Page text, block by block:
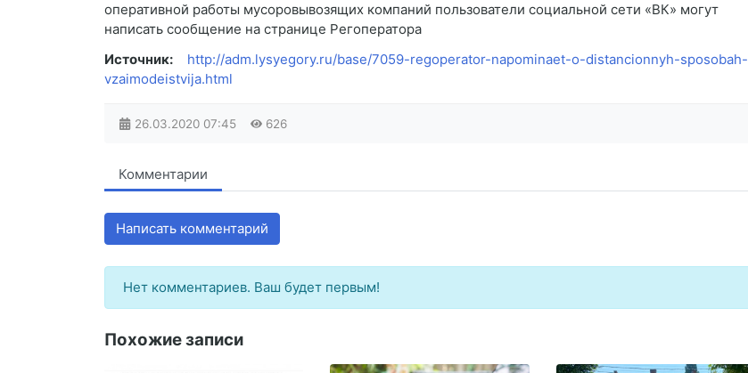
оперативной работы мусоровывозящих компаний пользователи социальной сети «ВК» могут
написать сообщение на странице Регоператора
Источник:
http://adm.lysyegory.ru/base/7059-regoperator-napominaet-o-distancionnyh-sposobah-
vzaimodeistvija.html
26.03.2020 07:45 626
Комментарии
Написать комментарий
Нет комментариев. Ваш будет первым!
Похожие записи